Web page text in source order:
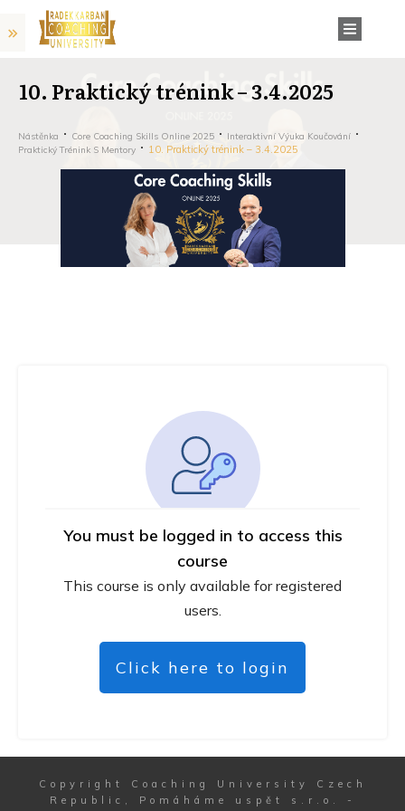
10. Praktický trénink – 3.4.2025
Nástěnka Core Coaching Skills Online 2025
Interaktivní Výuka Koučování
Praktický Trénink S Mentory
10. Praktický trénink – 3.4.2025
You must be logged in to access this
course
This course is only available for registered
users.
Click here to login
Copyright
Coaching University Czech
Republic, Pomáháme uspět s.r.o.
-